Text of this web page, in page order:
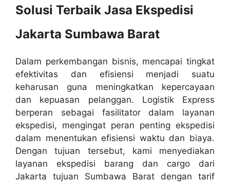
Solusi Terbaik Jasa Ekspedisi
Jakarta Sumbawa Barat
Dalam perkembangan bisnis, mencapai tingkat
efektivitas dan efisiensi menjadi suatu
keharusan guna meningkatkan kepercayaan
dan kepuasan pelanggan. Logistik Express
berperan sebagai fasilitator dalam layanan
ekspedisi, mengingat peran penting ekspedisi
dalam menentukan efisiensi waktu dan biaya.
Dengan tujuan tersebut, kami menyediakan
layanan ekspedisi barang dan cargo dari
Jakarta tujuan Sumbawa Barat dengan tarif